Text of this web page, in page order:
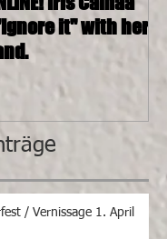
it" with her
/ Vernissage 1. April